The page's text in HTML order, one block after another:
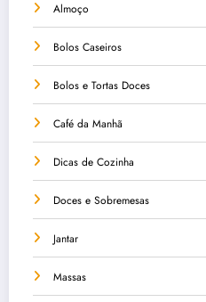
Almoço
Bolos Caseiros
Bolos e Tortas Doces
Café da Manhã
Dicas de Cozinha
Doces e Sobremesas
Jantar
Massas